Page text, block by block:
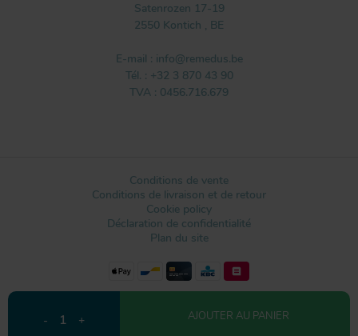
Satenrozen 17-19
2550 Kontich , BE
E-mail : info@remedus.be
Tél. : +32 3 870 43 90
TVA : 0456.716.679
Conditions de vente
Conditions de livraison et de retour
Cookie policy
Déclaration de confidentialité
Plan du site
Conception du site web par IDcreation 2021
-
1 + AJOUTER AU PANIER